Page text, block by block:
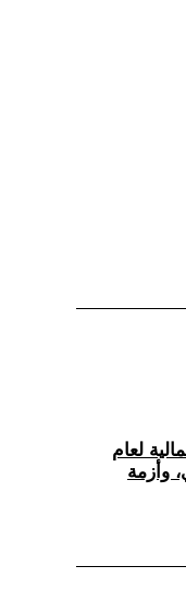
لعام
وأزمة